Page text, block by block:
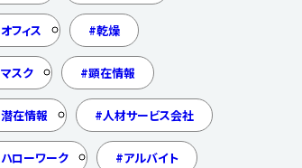
オフィス 乾燥
マスク 顕在情報
潜在情報 人材サービス会社
ハローワーク アルバイト